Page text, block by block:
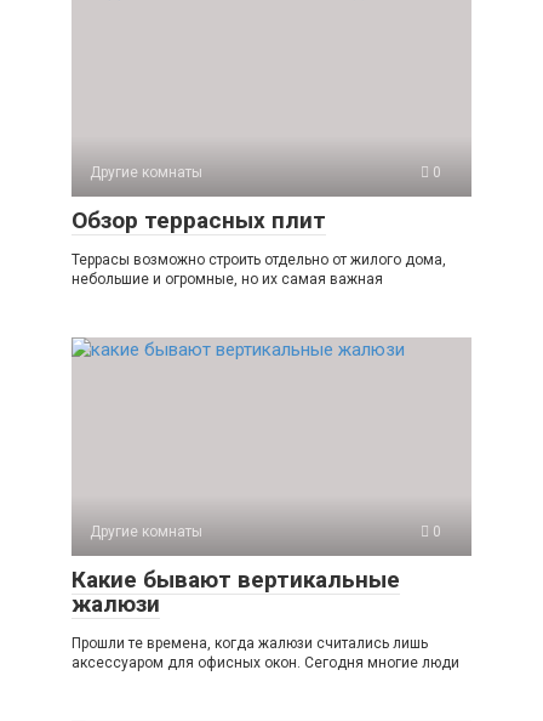
Другие комнаты 0
Обзор террасных плит
Террасы возможно строить отдельно от жилого дома,
небольшие и огромные, но их самая важная
Другие комнаты 0
Какие бывают вертикальные
жалюзи
Прошли те времена, когда жалюзи считались лишь
аксессуаром для офисных окон. Сегодня многие люди